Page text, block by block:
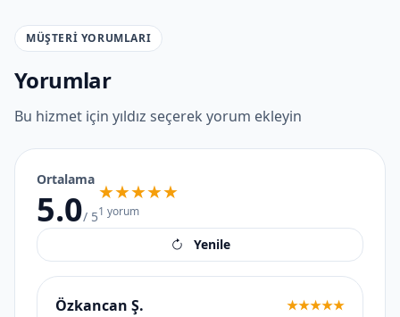
MÜŞTERI YORUMLARI
Yorumlar
Bu hizmet için yıldız seçerek yorum ekleyin
Ortalama
5.0/ 5
★★★★★
1 yorum
Yenile
Özkancan Ş.
★★★★★